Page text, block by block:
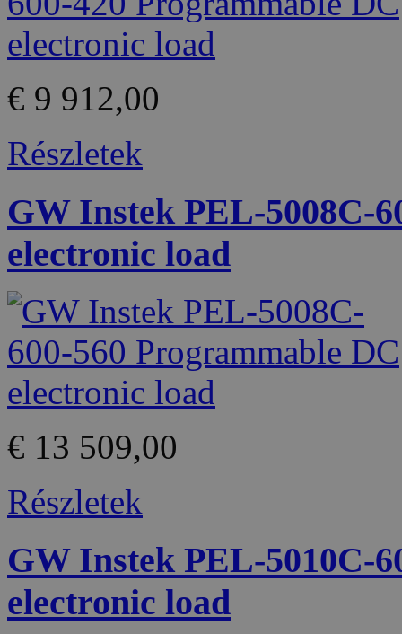
€ 9 912,00
Részletek
GW Instek PEL-5008C-
electronic load
€ 13 509,00
Részletek
GW Instek PEL-5010C-
electronic load